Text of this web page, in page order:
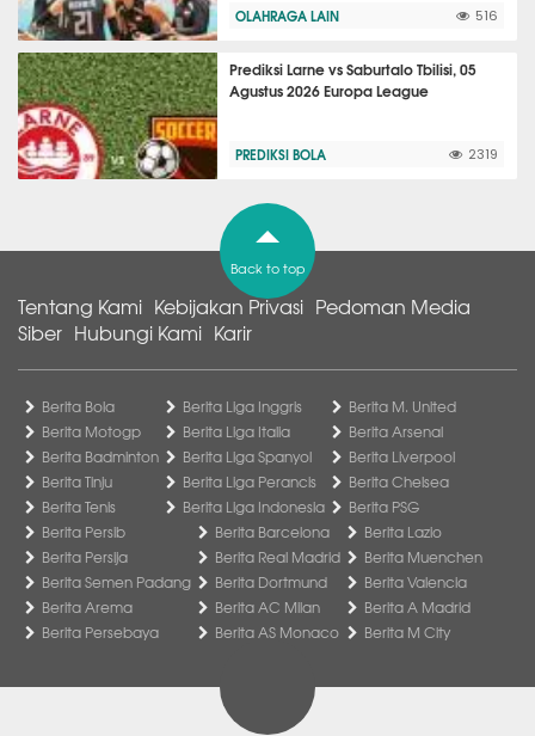
OLAHRAGA LAIN 516
Prediksi Larne vs Saburtalo Tbilisi, 05
Agustus 2026 Europa League
PREDIKSI BOLA 2319
Back to top
Tentang Kami Kebijakan Privasi Pedoman Media
Siber Hubungi Kami Karir
Berita Bola
Berita Motogp
Berita Badminton
Berita Tinju
Berita Tenis
Berita Liga Inggris
Berita Liga Italia
Berita Liga Spanyol
Berita Liga Perancis
Berita Liga Indonesia
Berita M. United
Berita Arsenal
Berita Liverpool
Berita Chelsea
Berita PSG
Berita Persib
Berita Persija
Berita Semen Padang
Berita Arema
Berita Persebaya
Berita Barcelona
Berita Real Madrid
Berita Dortmund
Berita AC Milan
Berita AS Monaco
Berita Lazio
Berita Muenchen
Berita Valencia
Berita A Madrid
Berita M City